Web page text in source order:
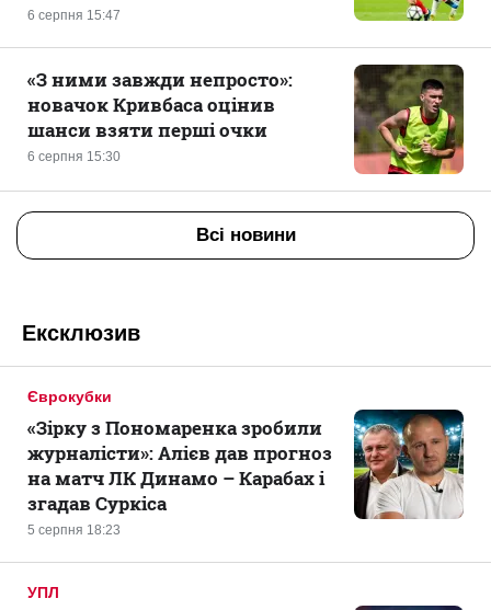
6 серпня 15:47
6 серпня 15:30
«З ними завжди непросто»:
новачок Кривбаса оцінив
шанси взяти перші очки
Всі новини
Ексклюзив
Єврокубки
5 серпня 18:23
«Зірку з Пономаренка зробили
журналісти»: Алієв дав прогноз
на матч ЛК Динамо – Карабах і
згадав Суркіса
УПЛ